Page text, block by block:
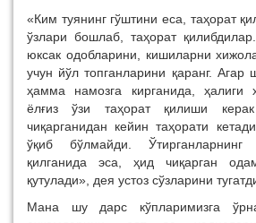
«Ким туянинг гўштини еса, таҳорат
ўзлари бошлаб, таҳорат
юксак одобларини, кишиларни
учун йўл топганларини қаранг. Агар
ҳамма намозга кирганида, ҳалиги
ёлғиз ўзи таҳорат қилиши
чиқарганидан кейин таҳорати
ўқиб бўлмайди.
қилганида эса, ҳид чиқарган
қутулади», дея устоз сўзларини
Мана шу дарс кўпларимизга